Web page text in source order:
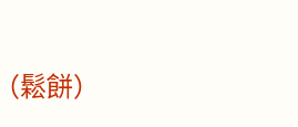
鬆餅）